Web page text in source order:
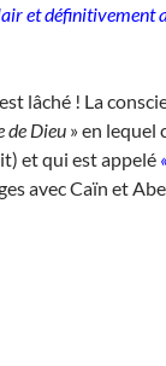
et définitivement
lâché ! La
de Dieu » en lequel
et qui est appelé «
avec Caïn et